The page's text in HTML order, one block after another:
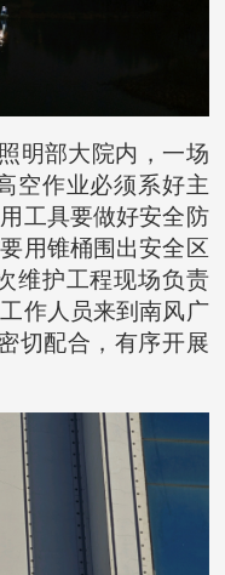
明部大院内，一场
空作业必须系好主
工具要做好安全防
用锥桶围出安全区
维护工程现场负责
作人员来到南风广
切配合，有序开展